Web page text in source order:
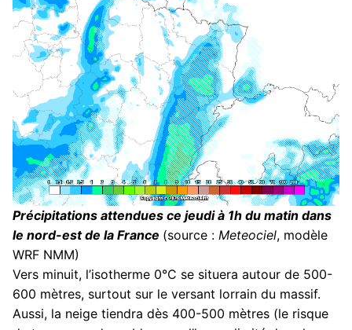
Précipitations attendues ce jeudi à 1h du matin dans
le nord-est de la France (source : Meteociel, modèle
WRF NMM)
Vers minuit, l’isotherme 0°C se situera autour de 500-
600 mètres, surtout sur le versant lorrain du massif.
Aussi, la neige tiendra dès 400-500 mètres (le risque